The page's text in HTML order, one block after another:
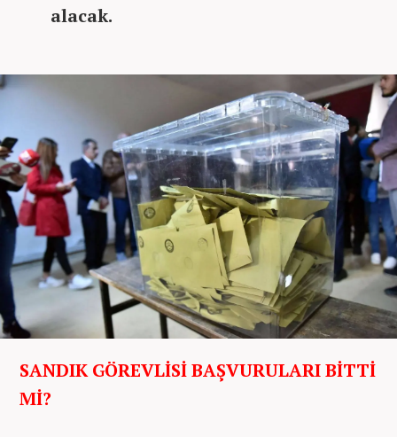
alacak.
SANDIK GÖREVLİSİ BAŞVURULARI BİTTİ
Mİ?